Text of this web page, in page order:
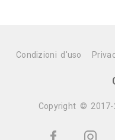
Condizioni d'uso
Copyright ©